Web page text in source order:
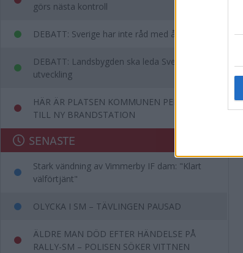
görs nästa kontroll
DEBATT: Sverige har inte råd med ålderism
DEBATT: Landsbygden ska leda Sveriges
utveckling
HÄR ÄR PLATSEN KOMMUNEN PEKAR UT
TILL NY BRANDSTATION
SENASTE
Stark vändning av Vimmerby IF dam: "Klart
välförtjänt"
OLYCKA I SM – TÄVLINGEN PAUSAD
ÄLDRE MAN DÖD EFTER HÄNDELSE PÅ
RALLY-SM – POLISEN SÖKER VITTNEN